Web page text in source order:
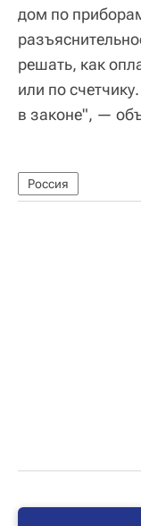
дом по
решать, как
или по
в законе", —
Россия